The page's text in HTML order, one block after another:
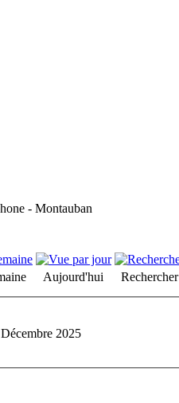
- Montauban
Aujourd'hui Rechercher
2025